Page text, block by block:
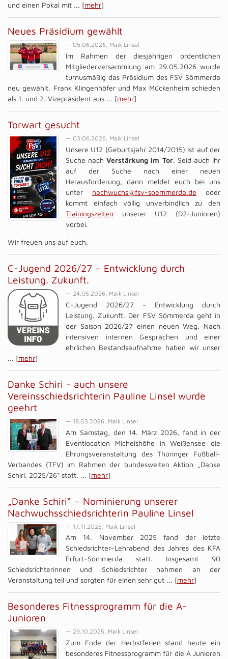
und einen Pokal mit ... [mehr]
Neues Präsidium gewählt
— 05.06.2026, Maik Linsel
Im Rahmen der diesjährigen ordentlichen
Mitgliederversammlung am 29.05.2026 wurde
turnusmäßig das Präsidium des FSV Sömmerda
neu gewählt. Frank Klingenhöfer und Max Mückenheim schieden
als 1. und 2. Vizepräsident aus ... [mehr]
Torwart gesucht
— 03.06.2026, Maik Linsel
Unsere U12 (Geburtsjahr 2014/2015) ist auf der
Suche nachVerstärkung im Tor. Seid auch ihr
auf der Suche nach einer neuen
Herausforderung, dann meldet euch bei uns
unter nachwuchs@fsv-soemmerda.de oder
kommt einfach völlig unverbindlich zu den
Trainingszeiten unserer U12 (D2-Junioren)
vorbei.
Wir freuen uns auf euch.
C-Jugend 2026/27 – Entwicklung durch
Leistung. Zukunft.
— 24.05.2026, Maik Linsel
C-Jugend 2026/27 – Entwicklung durch
Leistung. Zukunft. Der FSV Sömmerda geht in
der Saison 2026/27 einen neuen Weg. Nach
intensiven internen Gesprächen und einer
ehrlichen Bestandsaufnahme haben wir unser
... [mehr]
Danke Schiri - auch unsere
Vereinsschiedsrichterin Pauline Linsel wurde
geehrt
— 18.03.2026, Maik Linsel
Am Samstag, den 14. März 2026, fand in der
Eventlocation Michelshöhe in Weißensee die
Ehrungsveranstaltung des Thüringer Fußball-
Verbandes (TFV) im Rahmen der bundesweiten Aktion „Danke
Schiri. 2025/26“ statt. ... [mehr]
„Danke Schiri“ – Nominierung unserer
Nachwuchsschiedsrichterin Pauline Linsel
— 17.11.2025, Maik Linsel
Am 14. November 2025 fand der letzte
Schiedsrichter-Lehrabend des Jahres des KFA
Erfurt-Sömmerda statt. Insgesamt 90
Schiedsrichterinnen und Schiedsrichter nahmen an der
Veranstaltung teil und sorgten für einen sehr gut ... [mehr]
Besonderes Fitnessprogramm für die A-
Junioren
— 29.10.2025, Maik Linsel
Zum Ende der Herbstferien stand heute ein
besonderes Fitnessprogramm für die A Junioren